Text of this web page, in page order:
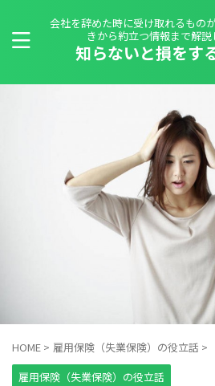
会社を辞めた時に受け取れるもの
きから約立つ情報まで解説
知らないと損をす
HOME > 雇用保険（失業保険）の役立話 >
雇用保険（失業保険）の役立話